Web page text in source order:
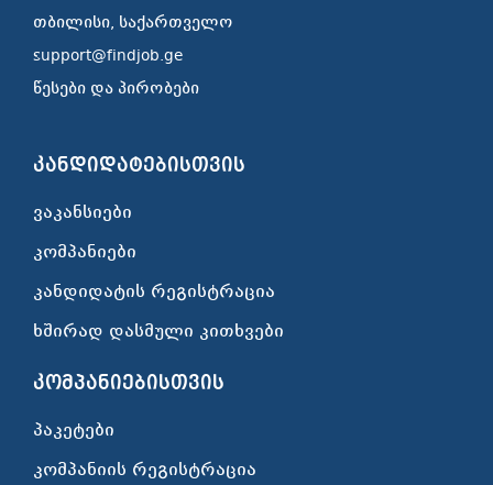
თბილისი, საქართველო
support@findjob.ge
წესები და პირობები
კანდიდატებისთვის
ვაკანსიები
კომპანიები
კანდიდატის რეგისტრაცია
ხშირად დასმული კითხვები
კომპანიებისთვის
პაკეტები
კომპანიის რეგისტრაცია